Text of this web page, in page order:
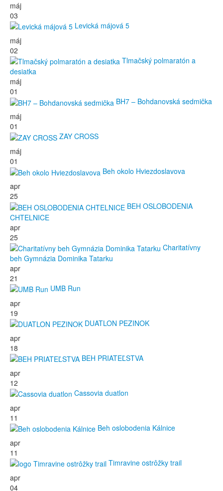
máj
03
Levická májová 5
máj
02
Tlmačský polmaratón a
desiatka
máj
01
BH7 – Bohdanovská sedmička
máj
01
ZAY CROSS
máj
01
Beh okolo Hviezdoslavova
apr
25
BEH OSLOBODENIA
CHTELNICE
apr
25
Charitatívny
beh Gymnázia Dominika Tatarku
apr
21
UMB Run
apr
19
DUATLON PEZINOK
apr
18
BEH PRIATEĽSTVA
apr
12
Cassovia duatlon
apr
11
Beh oslobodenia Kálnice
apr
11
Timravine ostrôžky trail
apr
04